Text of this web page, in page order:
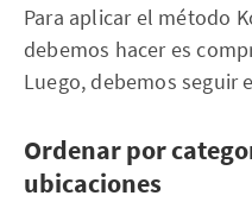
Para aplicar el método
debemos hacer es
Luego, debemos seguir
Ordenar por
ubicaciones